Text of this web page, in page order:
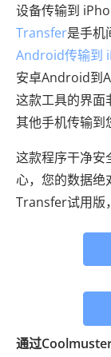
设备传输到
Transfer是手机
Android传输到
安卓Android到
这款工具的界面
其他手机传输到
这款程序干净安
心，您的数据
Transfer试用版
通过